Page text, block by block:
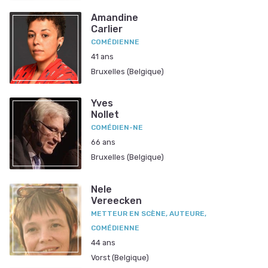
Amandine
Carlier
COMÉDIENNE
41 ans
Bruxelles (Belgique)
Yves
Nollet
COMÉDIEN-NE
66 ans
Bruxelles (Belgique)
Nele
Vereecken
METTEUR EN SCÈNE, AUTEURE,
COMÉDIENNE
44 ans
Vorst (Belgique)